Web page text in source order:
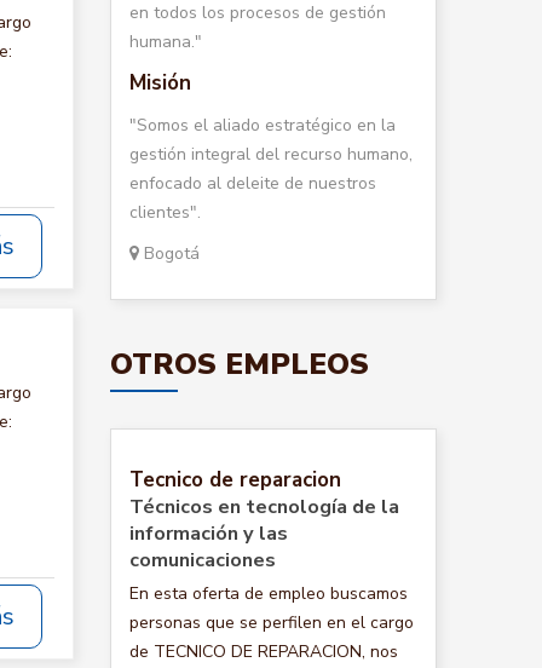
en todos los procesos de gestión
humana."
Misión
"Somos el aliado estratégico en la
gestión integral del recurso humano,
enfocado al deleite de nuestros
clientes".
Bogotá
OTROS EMPLEOS
Tecnico de reparacion
Técnicos en tecnología de la
información y las
comunicaciones
En esta oferta de empleo buscamos
personas que se perfilen en el cargo
de TECNICO DE REPARACION, nos